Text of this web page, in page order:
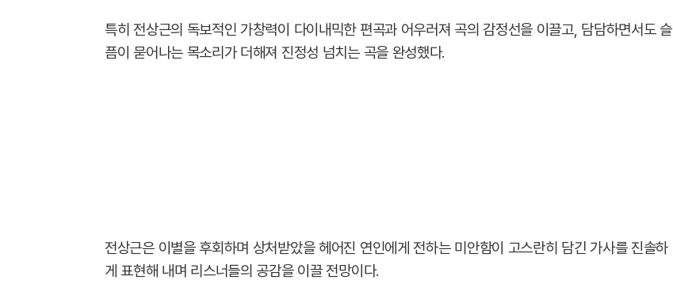
특히 전상근의 독보적인 가창력이 다이내믹한 편곡과 어우러져 곡의 감정선을 이끌고, 담담하면서도 슬
픔이 묻어나는 목소리가 더해져 진정성 넘치는 곡을 완성했다.
전상근은 이별을 후회하며 상처받았을 헤어진 연인에게 전하는 미안함이 고스란히 담긴 가사를 진솔하
게 표현해 내며 리스너들의 공감을 이끌 전망이다.